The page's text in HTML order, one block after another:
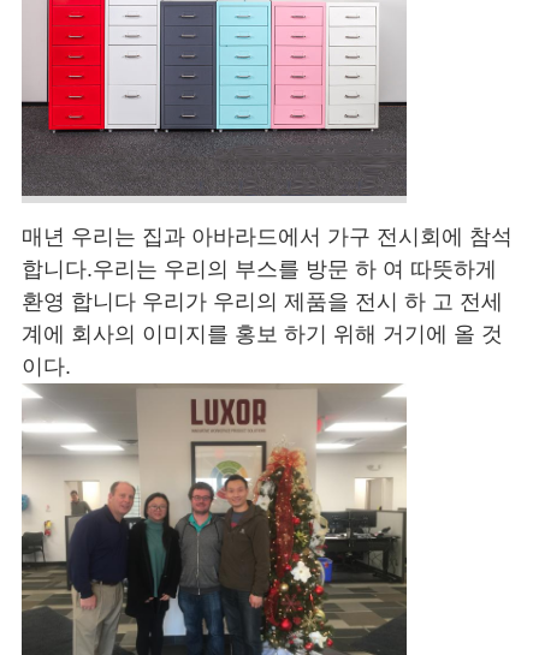
매년 우리는 집과 아바라드에서 가구 전시회에 참석
합니다.우리는 우리의 부스를 방문 하 여 따뜻하게
환영 합니다 우리가 우리의 제품을 전시 하 고 전세
계에 회사의 이미지를 홍보 하기 위해 거기에 올 것
이다.